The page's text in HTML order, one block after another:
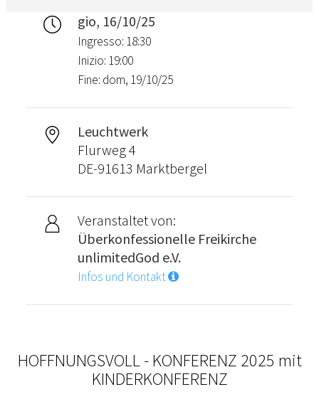
gio, 16/10/25
Ingresso: 18:30
Inizio: 19:00
Fine: dom, 19/10/25
Leuchtwerk
Flurweg 4
DE-91613 Marktbergel
Veranstaltet von:
Überkonfessionelle Freikirche
unlimitedGod e.V.
Infos und Kontakt
HOFFNUNGSVOLL - KONFERENZ 2025 mit
KINDERKONFERENZ